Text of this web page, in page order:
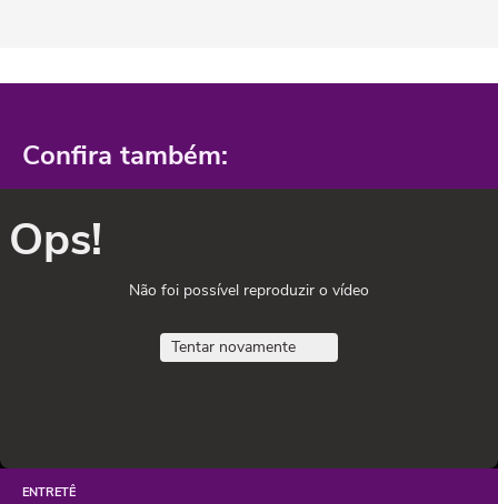
Confira também:
Ops!
Não foi possível reproduzir o vídeo
Tentar novamente
ENTRETÊ